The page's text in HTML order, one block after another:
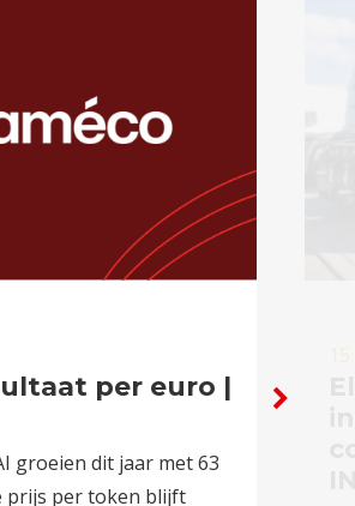
per euro |
groeien dit jaar met 63
prijs per token blijft